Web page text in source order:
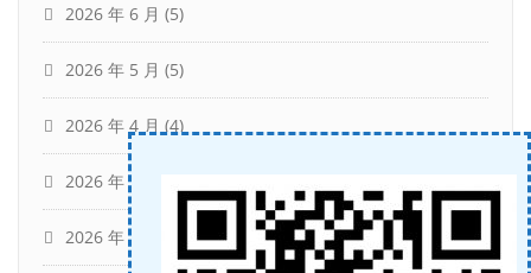
2026 年 6 月 (5)
2026 年 5 月 (5)
2026 年 4 月 (4)
2026 年 3 月
2026 年 2 月